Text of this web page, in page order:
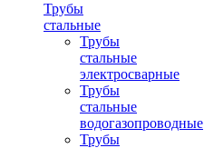
Трубы
стальные
Трубы
стальные
электросварные
Трубы
стальные
водогазопроводные
Трубы